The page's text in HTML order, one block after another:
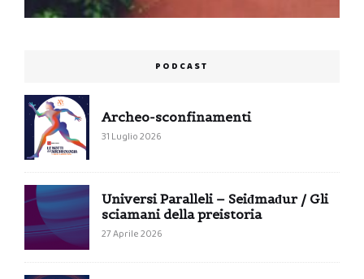
PODCAST
Archeo-sconfinamenti
31 Luglio 2026
Universi Paralleli – Seiđmađur / Gli
sciamani della preistoria
27 Aprile 2026